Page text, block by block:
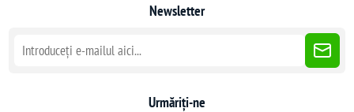
Newsletter
Urmăriți-ne